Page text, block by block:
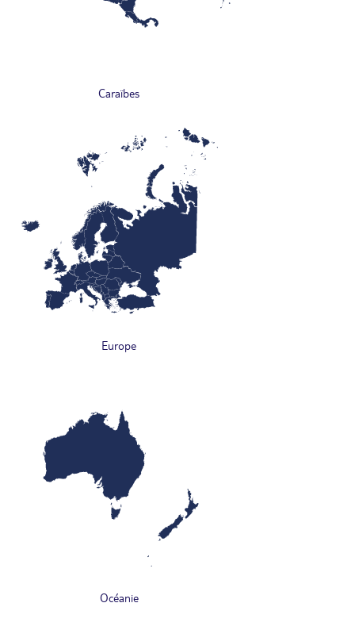
Caraïbes
Europe
Océanie